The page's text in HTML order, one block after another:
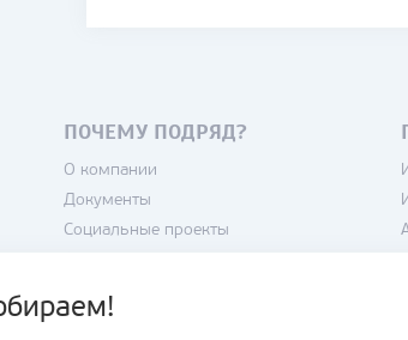
ПОЧЕМУ ПОДРЯД?
О компании
Документы
Социальные проекты
Пользовательское соглашение